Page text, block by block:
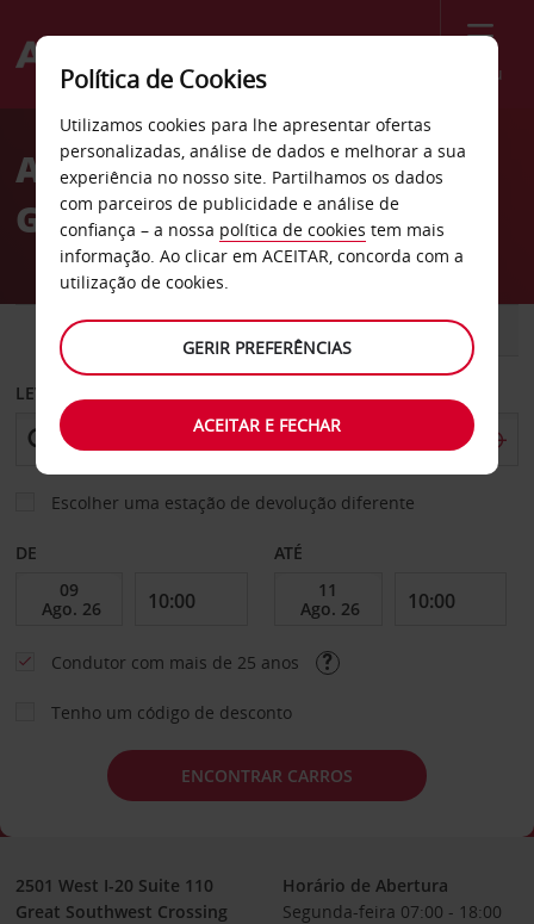
Menu
Welcome
AvisAluguer de carros sul de
Grand Prairie
CARRO COMERCIAIS
LEVANTAR EM
Escolher uma estação de devolução diferente
DE ATÉ
Condutor com mais de 25 anos
Tenho um código de desconto
ENCONTRAR CARROS
2501 West I-20 Suite 110
Great Southwest Crossing
Horário de Abertura
Segunda-feira 07:00 - 18:00
Política de Cookies
Utilizamos cookies para lhe apresentar ofertas
personalizadas, análise de dados e melhorar a sua
experiência no nosso site. Partilhamos os dados
com parceiros de publicidade e análise de
confiança – a nossa política de cookies tem mais
informação. Ao clicar em ACEITAR, concorda com a
utilização de cookies.
GERIR PREFERÊNCIAS
ACEITAR E FECHAR